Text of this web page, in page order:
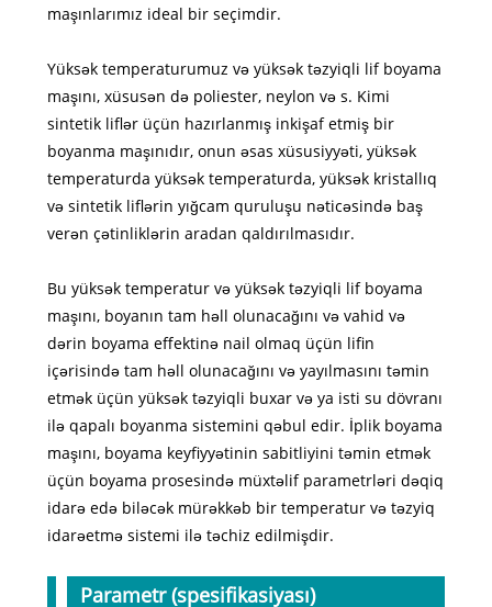
maşınlarımız ideal bir seçimdir.
Yüksək temperaturumuz və yüksək təzyiqli lif boyama
maşını, xüsusən də poliester, neylon və s. Kimi
sintetik liflər üçün hazırlanmış inkişaf etmiş bir
boyanma maşınıdır, onun əsas xüsusiyyəti, yüksək
temperaturda yüksək temperaturda, yüksək kristallıq
və sintetik liflərin yığcam quruluşu nəticəsində baş
verən çətinliklərin aradan qaldırılmasıdır.
Bu yüksək temperatur və yüksək təzyiqli lif boyama
maşını, boyanın tam həll olunacağını və vahid və
dərin boyama effektinə nail olmaq üçün lifin
içərisində tam həll olunacağını və yayılmasını təmin
etmək üçün yüksək təzyiqli buxar və ya isti su dövranı
ilə qapalı boyanma sistemini qəbul edir. İplik boyama
maşını, boyama keyfiyyətinin sabitliyini təmin etmək
üçün boyama prosesində müxtəlif parametrləri dəqiq
idarə edə biləcək mürəkkəb bir temperatur və təzyiq
idarəetmə sistemi ilə təchiz edilmişdir.
Parametr (spesifikasiyası)